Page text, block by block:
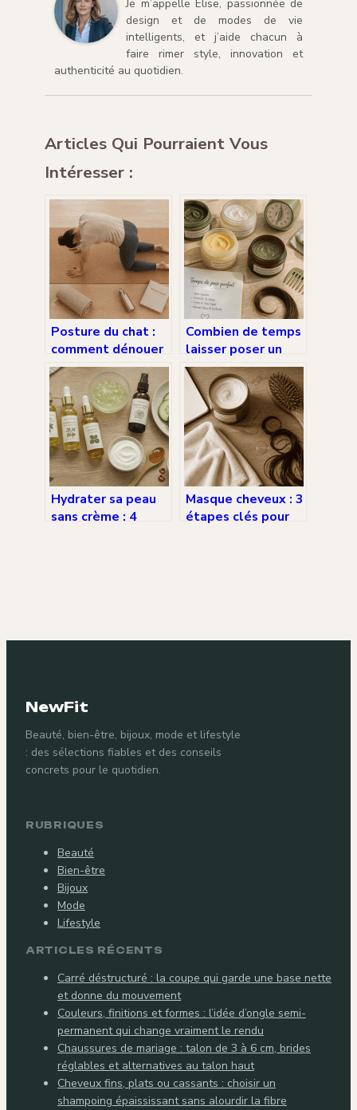
Je m’appelle Élise, passionnée de
design et de modes de vie
intelligents, et j’aide chacun à
faire rimer style, innovation et
authenticité au quotidien.
Articles Qui Pourraient Vous
Intéresser :
Posture du chat :
comment dénouer
ses vertèbres,
soulager son dos
et retrouver une
mobilité naturelle
?
Combien de temps
laisser poser un
masque cheveux ?
Entre saturation,
efficacité réelle et
erreurs de dosage
Hydrater sa peau
sans crème : 4
Masque cheveux : 3
étapes clés pour
NewFit
Beauté, bien-être, bijoux, mode et lifestyle
: des sélections fiables et des conseils
concrets pour le quotidien.
RUBRIQUES
Beauté
Bien-être
Bijoux
Mode
Lifestyle
ARTICLES RÉCENTS
Carré déstructuré : la coupe qui garde une base nette
et donne du mouvement
Couleurs, finitions et formes : l’idée d’ongle semi-
permanent qui change vraiment le rendu
Chaussures de mariage : talon de 3 à 6 cm, brides
réglables et alternatives au talon haut
Cheveux fins, plats ou cassants : choisir un
shampoing épaississant sans alourdir la fibre